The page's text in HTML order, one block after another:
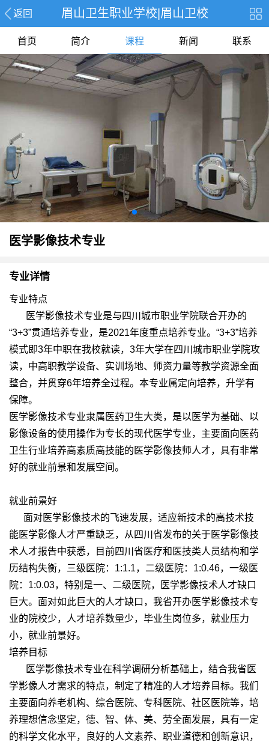
返回 眉山卫生职业学校|眉山卫校
首页 简介 课程 新闻 联系
医学影像技术专业
专业详情
专业特点
医学影像技术专业是与四川城市职业学院联合开办的
“3+3”贯通培养专业，是2021年度重点培养专业。“3+3”培养
模式即3年中职在我校就读，3年大学在四川城市职业学院攻
读，中高职教学设备、实训场地、师资力量等教学资源全面
整合，并贯穿6年培养全过程。本专业属定向培养，升学有
保障。
医学影像技术专业隶属医药卫生大类，是以医学为基础、以
影像设备的使用操作为专长的现代医学专业，主要面向医药
卫生行业培养高素质高技能的医学影像技师人才，具有非常
好的就业前景和发展空间。
就业前景好
面对医学影像技术的飞速发展，适应新技术的高技术技
能医学影像人才严重缺乏，从四川省发布的关于医学影像技
术人才报告中获悉，目前四川省医疗和医技类人员结构和学
历结构失衡，三级医院：1:1.1，二级医院：1:0.46，一级医
院：1:0.03，特别是一、二级医院，医学影像技术人才缺口
巨大。面对如此巨大的人才缺口，我省开办医学影像技术专
业的院校少，人才培养数量少，毕业生岗位多，就业压力
小，就业前景好。
培养目标
医学影像技术专业在科学调研分析基础上，结合我省医
学影像人才需求的特点，制定了精准的人才培养目标。我们
主要面向养老机构、综合医院、专科医院、社区医院等，培
养理想信念坚定，德、智、体、美、劳全面发展，具有一定
的科学文化水平，良好的人文素养、职业道德和创新意识，